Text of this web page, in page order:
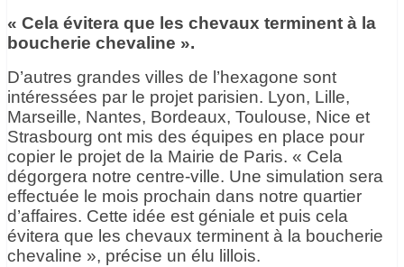
« Cela évitera que les chevaux terminent à la
boucherie chevaline ».
D’autres grandes villes de l’hexagone sont
intéressées par le projet parisien. Lyon, Lille,
Marseille, Nantes, Bordeaux, Toulouse, Nice et
Strasbourg ont mis des équipes en place pour
copier le projet de la Mairie de Paris. « Cela
dégorgera notre centre-ville. Une simulation sera
effectuée le mois prochain dans notre quartier
d’affaires. Cette idée est géniale et puis cela
évitera que les chevaux terminent à la boucherie
chevaline », précise un élu lillois.